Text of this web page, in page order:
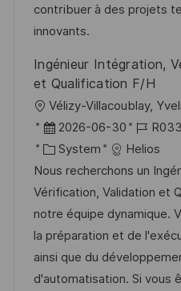
t
e
y
contribuer à des projets
innovants.
Ingénieur Intégration,
et Qualification F/H
L
o
c
a
t
i
o
n
Vélizy-Villacoublay,
P
o
s
t
e
d
D
a
2026-06-30
J
o
b
I
d
C
a
t
e
g
o
r
System
Helios
Nous recherchons un
Vérification, Validation et
notre équipe dynamique.
la préparation et de
ainsi que du
d'automatisation. Si vous